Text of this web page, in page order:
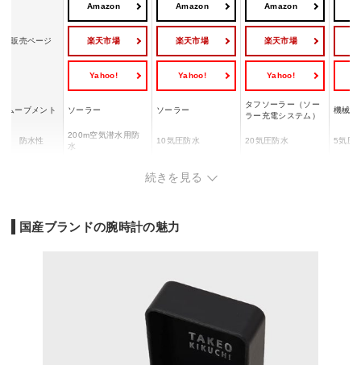
販売ページ
Amazon
楽天市場
Yahoo!
Amazon
楽天市場
Yahoo!
Amazon
楽天市場
Yahoo!
ムーブメント ソーラー ソーラー
タフソーラー（ソー
ラー充電システム）
機械式
防水性
200m空気潜水用防
水
10気圧防水 20気圧防水 5気圧
ケース：ステンレ
ス、ベルト：ステン
重さ
続きを見る
国産ブランドの腕時計の魅力